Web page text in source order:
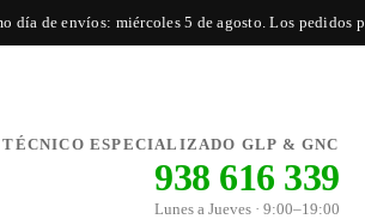
día de envíos: miércoles 5 de agosto. Los pedidos
TÉCNICO ESPECIALIZADO GLP & GNC
938 616 339
Lunes a Jueves · 9:00–19:00